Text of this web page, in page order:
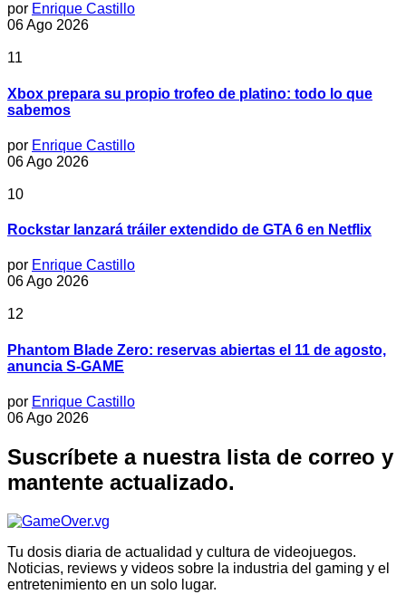
por Enrique Castillo
06 Ago 2026
11
Xbox prepara su propio trofeo de platino: todo lo que
sabemos
por Enrique Castillo
06 Ago 2026
10
Rockstar lanzará tráiler extendido de GTA 6 en Netflix
por Enrique Castillo
06 Ago 2026
12
Phantom Blade Zero: reservas abiertas el 11 de agosto,
anuncia S-GAME
por Enrique Castillo
06 Ago 2026
Suscríbete a nuestra lista de correo y
mantente actualizado.
Tu dosis diaria de actualidad y cultura de videojuegos.
Noticias, reviews y videos sobre la industria del gaming y el
entretenimiento en un solo lugar.